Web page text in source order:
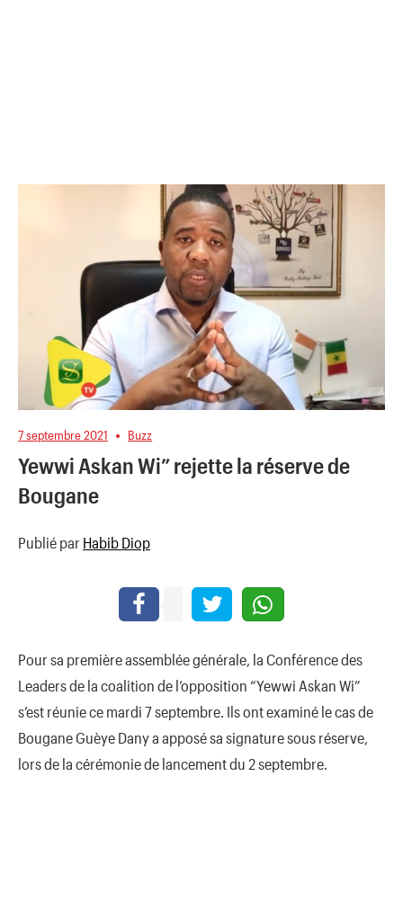
7 septembre 2021 Buzz
Yewwi Askan Wi” rejette la réserve de
Bougane
Publié par Habib Diop
Pour sa première assemblée générale, la Conférence des
Leaders de la coalition de l’opposition “Yewwi Askan Wi”
s’est réunie ce mardi 7 septembre. Ils ont examiné le cas de
Bougane Guèye Dany a apposé sa signature sous réserve,
lors de la cérémonie de lancement du 2 septembre.